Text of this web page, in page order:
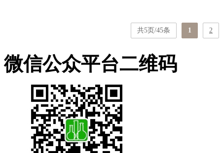
共5页/45条 1 2
微信公众平台二维码